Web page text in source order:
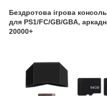
Бездротова ігрова
для PS1/FC/GB/GBA,
20000+